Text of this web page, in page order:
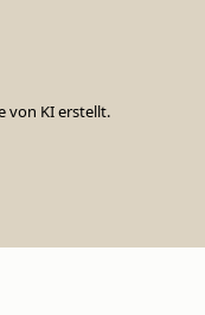
von KI erstellt.